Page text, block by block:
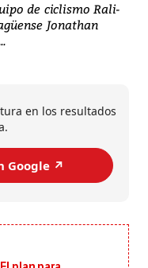
de ciclismo Rali-
Jonathan
en los resultados
Google ↗️